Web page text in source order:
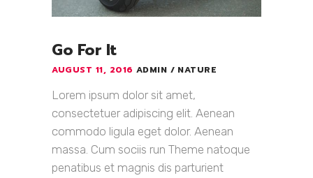
Go For It
AUGUST 11, 2016 ADMIN NATURE
Lorem ipsum dolor sit amet,
consectetuer adipiscing elit. Aenean
commodo ligula eget dolor. Aenean
massa. Cum sociis run Theme natoque
penatibus et magnis dis parturient